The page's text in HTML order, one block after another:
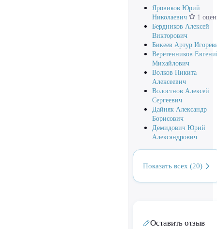
Яровиков Юрий
Николаевич
1
Бердников Алексей
Викторович
Бикеев Артур
Веретенников
Михайлович
Волков Никита
Алексеевич
Волостнов Алексей
Сергеевич
Дайняк Александр
Борисович
Демидович Юрий
Александрович
Показать всех (20)
Оставить отзыв